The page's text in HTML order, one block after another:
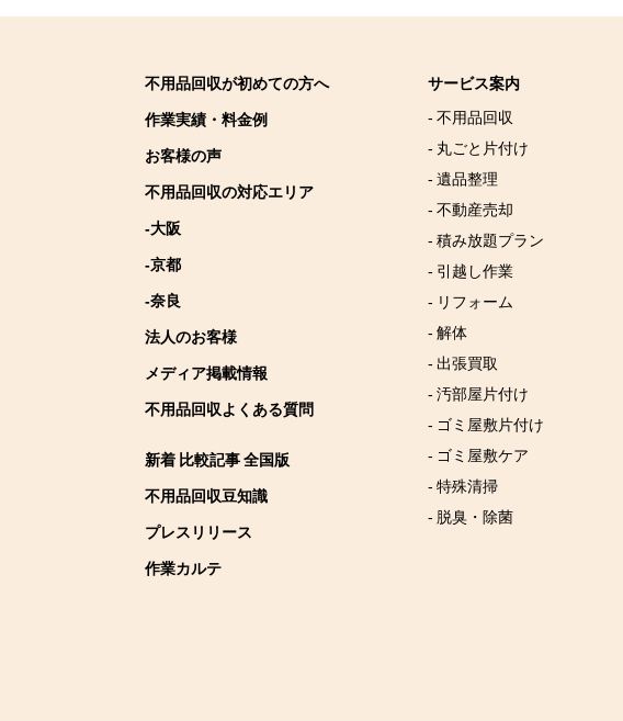
不用品回収が初めての方へ
作業実績・料金例
お客様の声
不用品回収の対応エリア
-大阪
-京都
-奈良
法人のお客様
メディア掲載情報
不用品回収よくある質問
新着 比較記事 全国版
不用品回収豆知識
プレスリリース
作業カルテ
サービス案内
- 不用品回収
- 丸ごと片付け
- 遺品整理
- 不動産売却
- 積み放題プラン
- 引越し作業
- リフォーム
- 解体
- 出張買取
- 汚部屋片付け
- ゴミ屋敷片付け
- ゴミ屋敷ケア
- 特殊清掃
- 脱臭・除菌